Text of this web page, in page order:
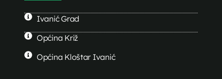
Ivanić Grad
Općina Križ
Općina Kloštar Ivanić